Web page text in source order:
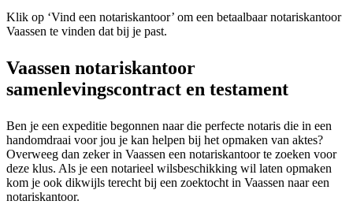
Klik op ‘Vind een notariskantoor’ om een betaalbaar notariskantoor
Vaassen te vinden dat bij je past.
Vaassen notariskantoor
samenlevingscontract en testament
Ben je een expeditie begonnen naar die perfecte notaris die in een
handomdraai voor jou je kan helpen bij het opmaken van aktes?
Overweeg dan zeker in Vaassen een notariskantoor te zoeken voor
deze klus. Als je een notarieel wilsbeschikking wil laten opmaken
kom je ook dikwijls terecht bij een zoektocht in Vaassen naar een
notariskantoor.